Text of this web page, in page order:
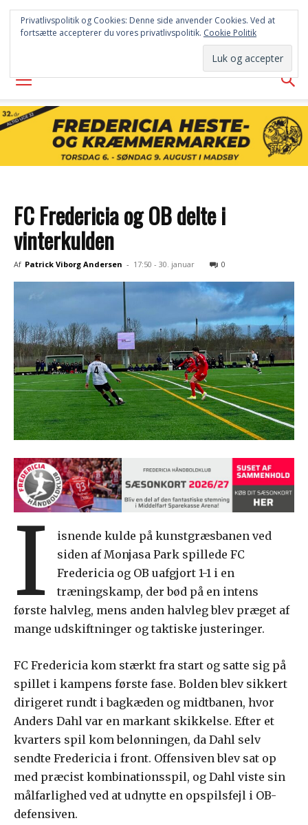
FREDERICIA
AVISEN
FC Fredericia og OB delte i
vinterkulden
Af Patrick Viborg Andersen - 17:50 - 30. januar 0
I
isnende kulde på kunstgræsbanen ved
siden af Monjasa Park spillede FC
Fredericia og OB uafgjort 1-1 i en
træningskamp, der bød på en intens
første halvleg, mens anden halvleg blev præget af
mange udskiftninger og taktiske justeringer.
FC Fredericia kom stærkt fra start og satte sig på
spillet i kampens første fase. Bolden blev sikkert
dirigeret rundt i bagkæden og midtbanen, hvor
Anders Dahl var en markant skikkelse. Efter et
kvarters spil kom belønningen, da Dahl selv
sendte Fredericia i front. Offensiven blev sat op
med præcist kombinationsspil, og Dahl viste sin
målfarlighed ved at udnytte en opspilsfejl i OB-
defensiven.
Privatlivspolitik og Cookies: Denne side anvender Cookies. Ved at
fortsætte accepterer du vores privatlivspolitik. Cookie Politik